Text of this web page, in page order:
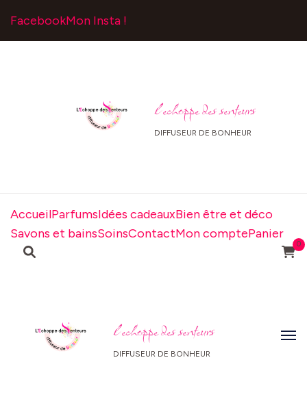
FacebookMon Insta !
l echoppe des senteurs
DIFFUSEUR DE BONHEUR
AccueilParfumsIdées cadeauxBien être et déco
Savons et bainsSoinsContactMon comptePanier
0
l echoppe des senteurs
DIFFUSEUR DE BONHEUR